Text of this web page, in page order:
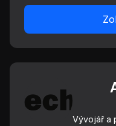
Vývojář a